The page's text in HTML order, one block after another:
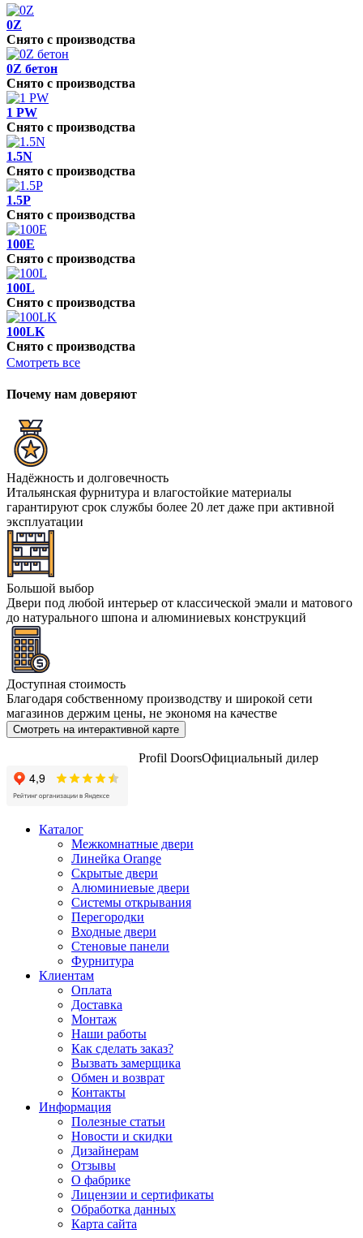
0Z
Снято с производства
0Z бетон
Снято с производства
1 PW
Снято с производства
1.5N
Снято с производства
1.5P
Снято с производства
100E
Снято с производства
100L
Снято с производства
100LK
Снято с производства
Смотреть все
Почему нам доверяют
Надёжность и долговечность
Итальянская фурнитура и влагостойкие материалы
гарантируют срок службы более 20 лет даже при активной
эксплуатации
Большой выбор
Двери под любой интерьер от классической эмали и матового
до натурального шпона и алюминиевых конструкций
Доступная стоимость
Благодаря собственному производству и широкой сети
магазинов держим цены, не экономя на качестве
Смотреть на интерактивной карте
Profil DoorsОфициальный дилер
Каталог
Межкомнатные двери
Линейка Orange
Скрытые двери
Алюминиевые двери
Системы открывания
Перегородки
Входные двери
Стеновые панели
Фурнитура
Клиентам
Оплата
Доставка
Монтаж
Наши работы
Как сделать заказ?
Вызвать замерщика
Обмен и возврат
Контакты
Информация
Полезные статьи
Новости и скидки
Дизайнерам
Отзывы
О фабрике
Лицензии и сертификаты
Обработка данных
Карта сайта